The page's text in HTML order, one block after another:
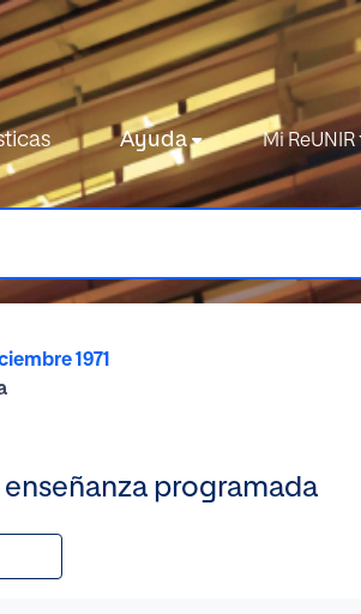
Ayuda Mi ReUNIR
1971
enseñanza programada